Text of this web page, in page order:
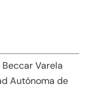
Varela
Autónoma de